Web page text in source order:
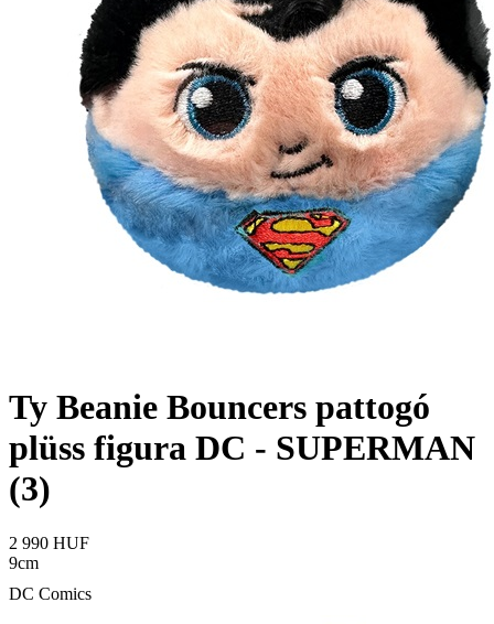
Ty Beanie Bouncers pattogó
plüss figura DC - SUPERMAN
(3)
2 990 HUF
9cm
DC Comics